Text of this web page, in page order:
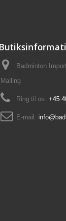
Badminton
Malling
Ring til os: +45
E-mail: